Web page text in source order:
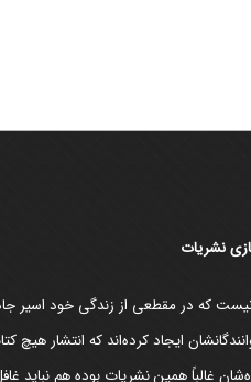
نشریات
که در مقطعی از زندگی خود اسیر
ایجاد کرده‌اند که انتشار
غالباً همین نشریات بوده هم نباید